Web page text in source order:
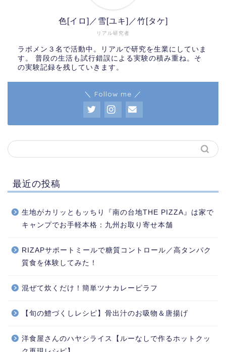
リアル研究者
色[イロ]／雪[ユキ]／竹[タケ]
ラボメン３名で活動中。リアルで研究を生業にしていま
す。 普段の生活も試行錯誤による実験の積み重ね。そ
の実験記録を残していきます。
＼ Follow me ／
最近の投稿
生地がカリッともッちり『南の台地THE PIZZA』は家で
キャンプでお手軽本格：九州お取り寄せ本舗
RIZAPサポートミールで糖質コントロール／高タンパク
質食を体験してみた！
混ぜて炊くだけ！簡単ツナカレーピラフ
【旬の鱧づくしレシピ】骨出汁のお吸物＆唐揚げ
洋食屋さんのハヤシライス【ルーなしで作るホットクッ